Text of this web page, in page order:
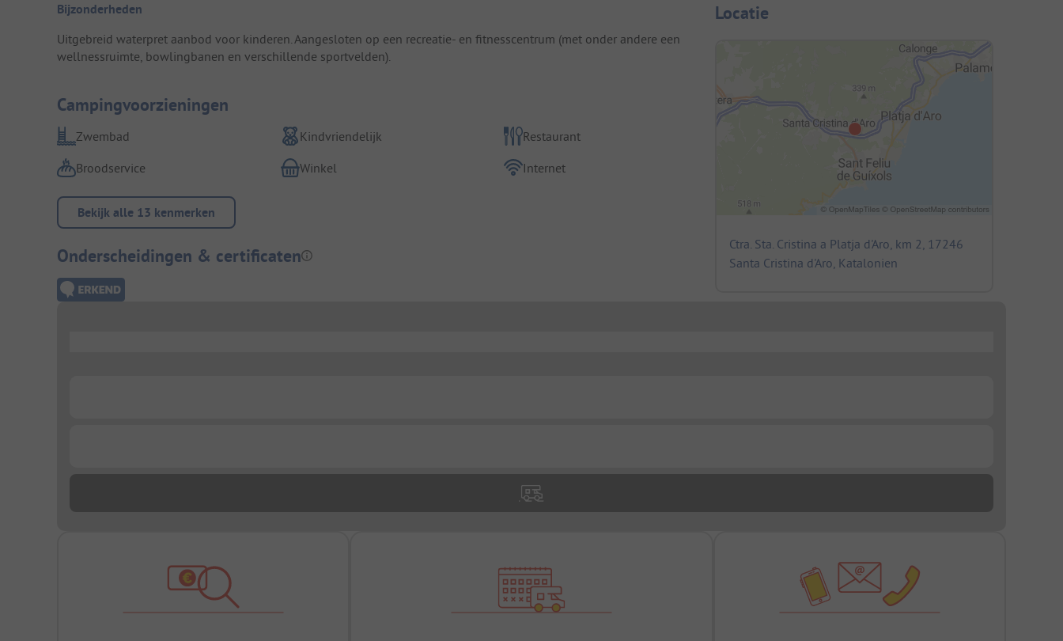
Bijzonderheden
Uitgebreid waterpret aanbod voor kinderen. Aangesloten op een recreatie- en fitnesscentrum (met onder andere een
wellnessruimte, bowlingbanen en verschillende sportvelden).
Campingvoorzieningen
Zwembad Kindvriendelijk
Restaurant
Broodservice
Winkel Internet
Bekijk alle 13 kenmerken
Onderscheidingen & certificaten
Locatie
Ctra. Sta. Cristina a Platja d'Aro, km 2, 17246
Santa Cristina d'Aro, Katalonien